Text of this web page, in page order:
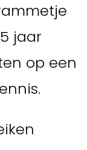
jaar
op een